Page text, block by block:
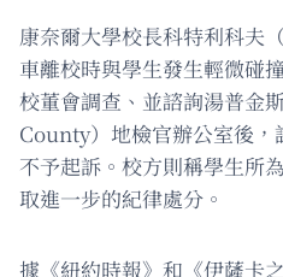
康奈爾大學校長科特利科
車離校時與學生發生輕微碰
校董會調查、並諮詢湯普金
County）地檢官辦公室後，
不予起訴。校方則稱學生所
取進一步的紀律處分。
據《紐約時報》和《伊薩卡